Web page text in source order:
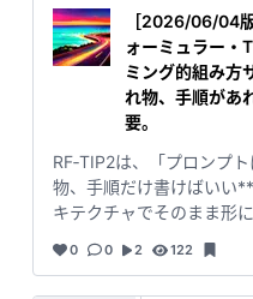
「とりあえず答えまでの
にぴったり。 数学が嫌いでも、AIを使う楽しさから入っ
てみよう。 【解答解説作成】 答案用紙の途中式に「なぜ
その操作をするのか」を短く添え
＋ワンポイント解説”のよう
な人向け】 各ステップに「やること（Orient）」を見出
しとして表示。 “今から何をするのか”が一言で分かるか
ら、 解説を読む前に心の準備ができて安心して進めま
す。 【教材作成概要】 Step、変換操作、変換前後、次の
操作だけを抽出し、 数式変形の流れを「状態遷移表」の
ように確認できます。 【教材作成情報】 OODA、タグ処
［2026/06/04
ォーミュラー・
ミング的組み方
れ物、手順があ
要。
RF‑TIP2は、「プロンプ
物、手順だけ書けばいい
キテクチャでそのまま形にした
ルソナを細かく指定しな
る／踏まえない**といっ
0 0 2 122